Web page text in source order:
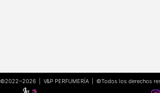
©2022~2026 | V&P PERFUMERÍA | ©Todos los derechos